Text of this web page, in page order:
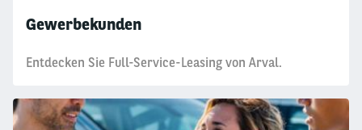
Gewerbekunden
Entdecken Sie Full-Service-Leasing von Arval.